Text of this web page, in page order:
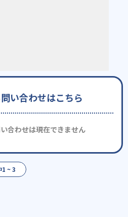
い合わせはこちら
合わせは現在できません
1 ~ 3